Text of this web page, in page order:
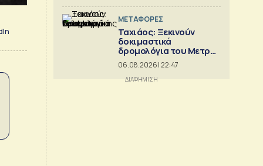
ΜΕΤΑΦΟΡΕΣ
Ταχιάος: Ξεκινούν
δοκιμαστικά
δρομολόγια του Μετρό
Θεσσαλονίκης προς
Καλαμαριά
06.08.2026 | 22:47